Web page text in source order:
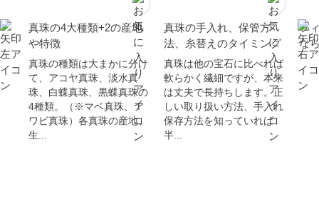
真珠の4大種類+2の産地
や特徴
真珠の種類は大まかに分け
て、アコヤ真珠、淡水真
珠、白蝶真珠、黒蝶真珠の
4種類。（※マベ真珠、ア
ワビ真珠）各真珠の産地、
生...
真珠の手入れ、保管方
法、糸替えのタイミング
真珠は他の宝石に比べれば
軟らかく繊細ですが、本来
は丈夫で長持ちします。正
しい取り扱い方法、手入れ
保存方法を知っていれば
半...
フ
な